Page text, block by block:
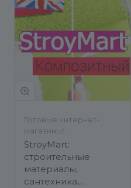
Готовые интернет-
магазины/
Строительство и
ремонт
StroyMart:
строительные
материалы,
сантехника,